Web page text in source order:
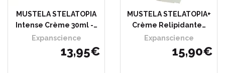
MUSTELA STELATOPIA
Intense Crème 30ml -…
Expanscience
13,95€
MUSTELA STELATOPIA+
Crème Relipidante…
Expanscience
15,90€